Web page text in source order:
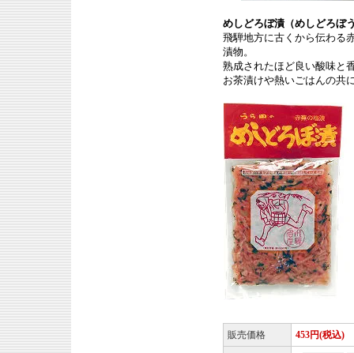
めしどろぼ漬（めしどろぼ
飛騨地方に古くから伝わる
漬物。
熟成されたほど良い酸味と
お茶漬けや熱いごはんの共
販売価格 453円(税込)